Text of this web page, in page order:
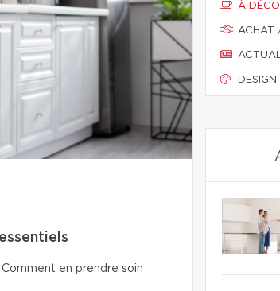
en prendre soin
À
ACHAT
DESIGN